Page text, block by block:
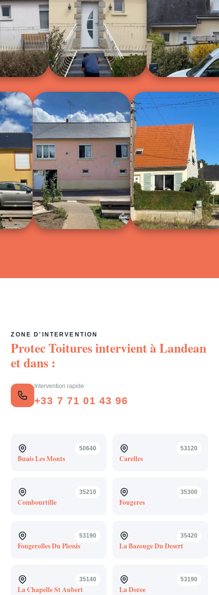
ZONE D'INTERVENTION
Protec Toitures intervient àLandean
et dans :
Intervention rapide
+33 7 71 01 43 96
50640
Buais Les Monts
53120
Carelles
35210
Combourtille
35300
Fougeres
53190
Fougerolles Du Plessis
35420
La Bazouge Du Desert
35140
La Chapelle St Aubert
53190
La Doree